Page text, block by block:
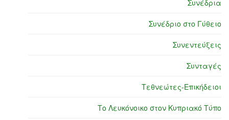
Συνέδρια
Συνέδριο στο Γύθειο
Συνεντεύξεις
Συνταγές
Τεθνεώτες-Επικήδειοι
Το Λευκόνοικο στον Κυπριακό Τύπο